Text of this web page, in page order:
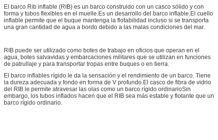
El barco Rib inflable (RIB) es un barco construido con un casco sólido y con
forma y tubos flexibles en el muelle.Es un desarrollo del barco inflable.El cuello
inflable permite que el buque mantenga la flotabilidad incluso si se transporta
una gran cantidad de agua a bordo debido a las malas condiciones del mar.
RIB puede ser utilizado como botes de trabajo en oficios que operan en el
agua, botes salvavidas y embarcaciones militares que se utilizan en funciones
de patrullaje y para transportar tropas entre buques o en tierra.
El barco inflables rígido le da la sensación y el rendimiento de un barco. Tiene
la dureza adecuada y fondo en forma de V profundo.El casco de fibra de vidrio
del RIB le permite atravesar las olas como un barco rígido ordinarioSin
embargo, los tubos inflados hacen que el RIB sea más estable y flotante que un
barco rígido ordinario.